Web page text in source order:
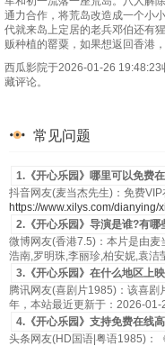
通力合作，将荒岛改造成一个小
代就来岛上定居的老兵邓伯还有
贩种植的罂粟，如果想返回香港
西瓜影院于2026-01-26 19:48:23
藏评论。
常见问题
1.《开心乐园》哪里可以免费
抖音网友(麦当杰先生)：免费VIP
https://www.xilys.com/dianying/
2.《开心乐园》导演是谁?有哪
微博网友(香港7.5)：本片是由麦
浩南,罗明珠,李丽珍,柏安妮,袁
3.《开心乐园》在什么地区上
腾讯网友(喜剧片1985)：该喜剧
年，本站最近更新于：2026-01-
4.《开心乐园》支持免费在线
头条网友(HD国语|粤语1985)：